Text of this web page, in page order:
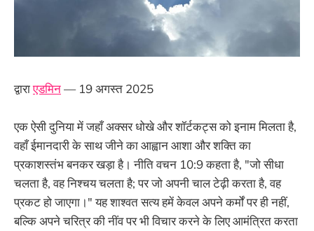
द्वाराएडमिन— 19 अगस्त 2025
एक ऐसी दुनिया में जहाँ अक्सर धोखे और शॉर्टकट्स को इनाम मिलता है,
वहाँ ईमानदारी के साथ जीने का आह्वान आशा और शक्ति का
प्रकाशस्तंभ बनकर खड़ा है। नीति वचन 10:9 कहता है, "जो सीधा
चलता है, वह निश्चय चलता है; पर जो अपनी चाल टेढ़ी करता है, वह
प्रकट हो जाएगा।" यह शाश्वत सत्य हमें केवल अपने कर्मों पर ही नहीं,
बल्कि अपने चरित्र की नींव पर भी विचार करने के लिए आमंत्रित करता